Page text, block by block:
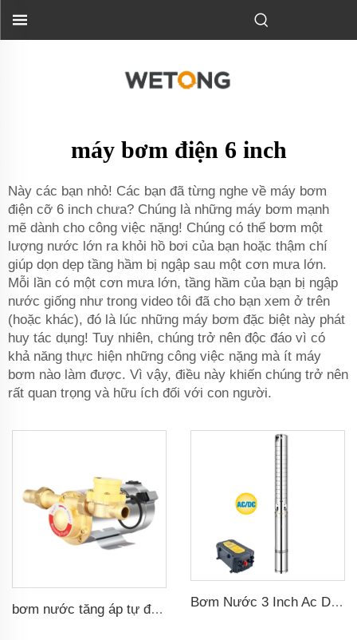
máy bơm điện 6 inch
Này các bạn nhỏ! Các bạn đã từng nghe về máy bơm
điện cỡ 6 inch chưa? Chúng là những máy bơm mạnh
mẽ dành cho công việc nặng! Chúng có thể bơm một
lượng nước lớn ra khỏi hồ bơi của bạn hoặc thậm chí
giúp dọn dẹp tầng hầm bị ngập sau một cơn mưa lớn.
Mỗi lần có một cơn mưa lớn, tầng hầm của bạn bị ngập
nước giống như trong video tôi đã cho bạn xem ở trên
(hoặc khác), đó là lúc những máy bơm đặc biệt này phát
huy tác dụng! Tuy nhiên, chúng trở nên độc đáo vì có
khả năng thực hiện những công việc nặng mà ít máy
bơm nào làm được. Vì vậy, điều này khiến chúng trở nên
rất quan trọng và hữu ích đối với con người.
bơm nước tăng áp tự động gia dụng 160psi
Bơm Nước 3 Inch Ac Dc Lưỡi Hái Bằng Thép Không Gỉ, Bơm Nước Năng Lượng Mặt Trời Dùng Trong Nông Nghiệp